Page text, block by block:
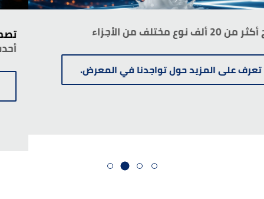
إنتاج أكثر من 20 ألف نوع مختلف من الأجزاء
تعرف على المزيد حول تواجدنا في المعرض.